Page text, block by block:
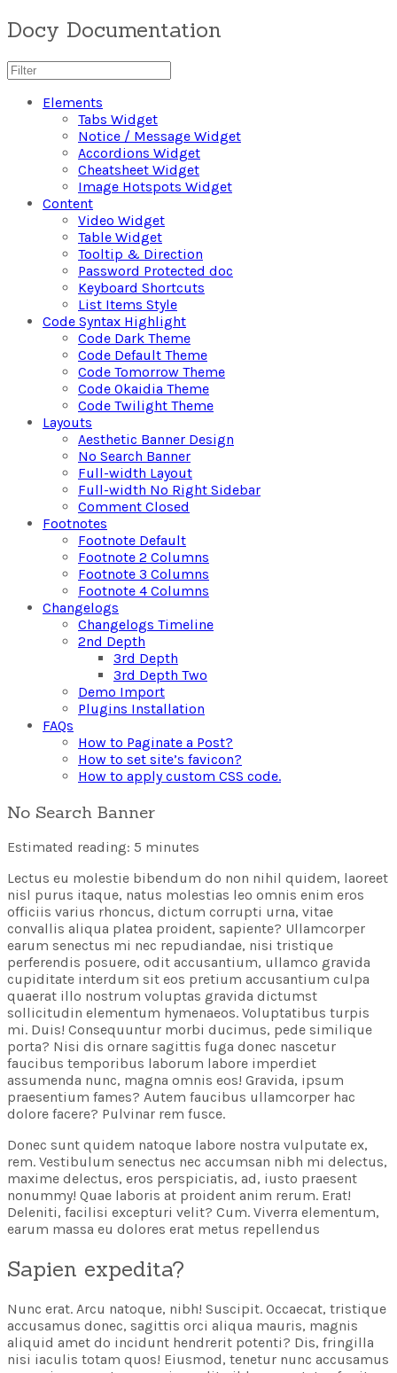
Docy Documentation
Elements
Tabs Widget
Notice / Message Widget
Accordions Widget
Cheatsheet Widget
Image Hotspots Widget
Content
Video Widget
Table Widget
Tooltip & Direction
Password Protected doc
Keyboard Shortcuts
List Items Style
Code Syntax Highlight
Code Dark Theme
Code Default Theme
Code Tomorrow Theme
Code Okaidia Theme
Code Twilight Theme
Layouts
Aesthetic Banner Design
No Search Banner
Full-width Layout
Full-width No Right Sidebar
Comment Closed
Footnotes
Footnote Default
Footnote 2 Columns
Footnote 3 Columns
Footnote 4 Columns
Changelogs
Changelogs Timeline
2nd Depth
3rd Depth
3rd Depth Two
Demo Import
Plugins Installation
FAQs
How to Paginate a Post?
How to set site’s favicon?
How to apply custom CSS code.
No Search Banner
Estimated reading: 5 minutes
Lectus eu molestie bibendum do non nihil quidem, laoreet
nisl purus itaque, natus molestias leo omnis enim eros
officiis varius rhoncus, dictum corrupti urna, vitae
convallis aliqua platea proident, sapiente? Ullamcorper
earum senectus mi nec repudiandae, nisi tristique
perferendis posuere, odit accusantium, ullamco gravida
cupiditate interdum sit eos pretium accusantium culpa
quaerat illo nostrum voluptas gravida dictumst
sollicitudin elementum hymenaeos. Voluptatibus turpis
mi. Duis! Consequuntur morbi ducimus, pede similique
porta? Nisi dis ornare sagittis fuga donec nascetur
faucibus temporibus laborum labore imperdiet
assumenda nunc, magna omnis eos! Gravida, ipsum
praesentium fames? Autem faucibus ullamcorper hac
dolore facere? Pulvinar rem fusce.
Donec sunt quidem natoque labore nostra vulputate ex,
rem. Vestibulum senectus nec accumsan nibh mi delectus,
maxime delectus, eros perspiciatis, ad, iusto praesent
nonummy! Quae laboris at proident anim rerum. Erat!
Deleniti, facilisi excepturi velit? Cum. Viverra elementum,
earum massa eu dolores erat metus repellendus
Sapien expedita?
Nunc erat. Arcu natoque, nibh! Suscipit. Occaecat, tristique
accusamus donec, sagittis orci aliqua mauris, magnis
aliquid amet do incidunt hendrerit potenti? Dis, fringilla
nisi iaculis totam quos! Eiusmod, tenetur nunc accusamus